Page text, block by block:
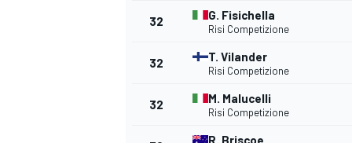
32 G. Fisichella
Risi Competizione
32 T. Vilander
Risi Competizione
32 M. Malucelli
Risi Competizione
R. Briscoe